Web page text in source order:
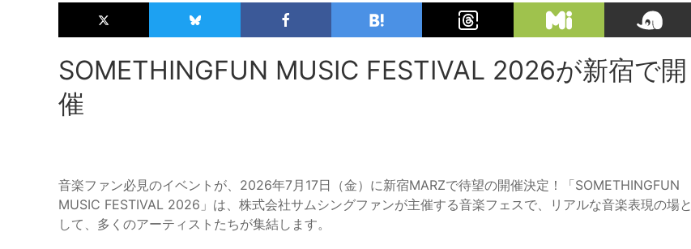
SOMETHINGFUN MUSIC FESTIVAL 2026が新宿で開
催
音楽ファン必見のイベントが、2026年7月17日（金）に新宿MARZで待望の開催決定！「SOMETHINGFUN
MUSIC FESTIVAL 2026」は、株式会社サムシングファンが主催する音楽フェスで、リアルな音楽表現の場と
して、多くのアーティストたちが集結します。